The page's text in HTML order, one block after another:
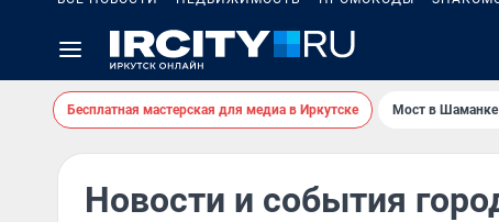
Бесплатная мастерская для медиа в Иркутске Мост в
Новости и события